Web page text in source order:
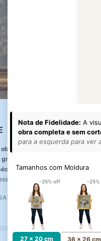
ART
de arte do mundo
grandes pintores renomados
XIX. Produção artesanal em
com Pigmentação Mineral.
ETERNA
Nota de Fidelidade: A
obra completa e sem
para a esquerda para ver
Tamanhos com Moldura
-25% off
27 x 20 cm
-
36 x 26 cm